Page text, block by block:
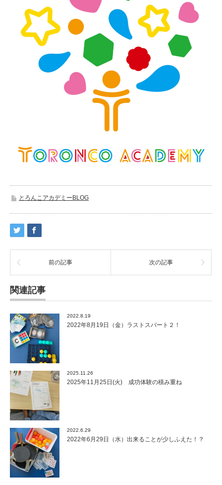
とろんこアカデミーBLOG
前の記事 次の記事
関連記事
2022.8.19
2022年8月19日（金）ラストスパート２！
2025.11.26
2025年11月25日(火) 成功体験の積み重ね
2022.6.29
2022年6月29日（水）出来ることが少しふえた！？